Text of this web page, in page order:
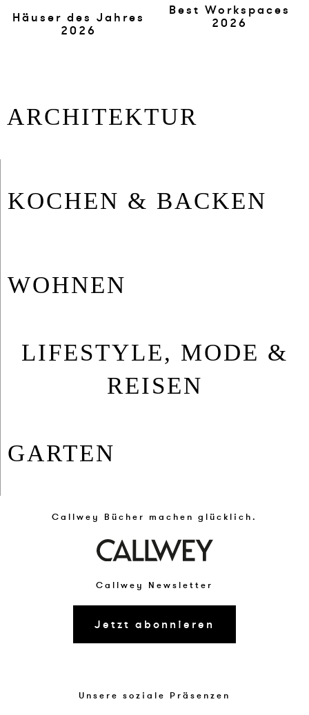
Häuser des Jah­res
2026
Best Workspaces
2026
AR­CHI­TEK­TUR
KO­CHEN & BA­CKEN
WOH­NEN
LIFESTYLE, MODE &
REISEN
GAR­TEN
Callwey Bücher machen glücklich.
Callwey Newsletter
Jetzt abonnieren
Unsere soziale Präsenzen